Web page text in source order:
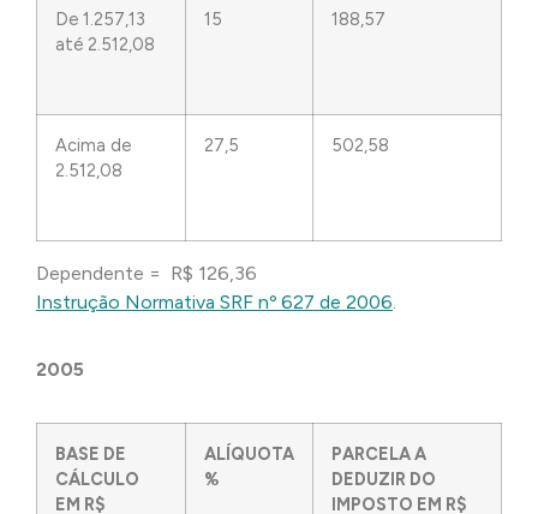
De 1.257,13
até 2.512,08
15 188,57
Acima de
2.512,08
27,5 502,58
Dependente = R$ 126,36
Instrução Normativa SRF nº 627 de 2006.
2005
BASE DE
CÁLCULO
EM R$
ALÍQUOTA
%
PARCELA A
DEDUZIR DO
IMPOSTO EM R$